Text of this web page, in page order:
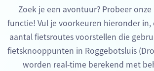
Zoek je een avontuur? Probeer onze
functie! Vul je voorkeuren hieronder in,
aantal fietsroutes voorstellen die
fietsknooppunten in Roggebotsluis
worden real-time berekend met